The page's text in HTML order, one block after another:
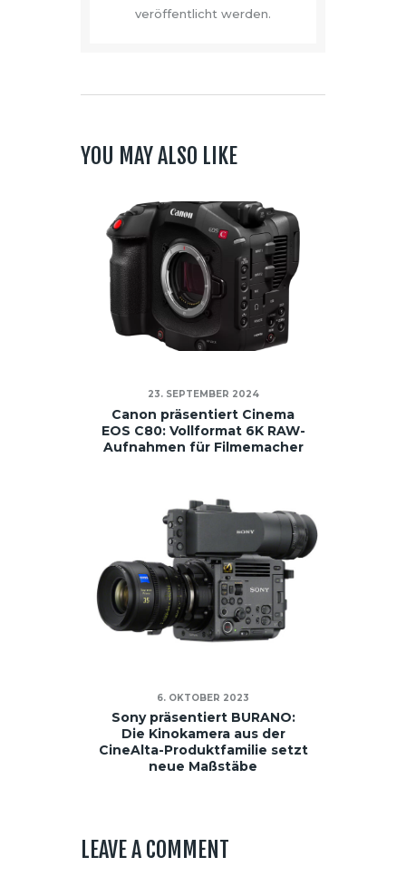
veröffentlicht werden.
YOU MAY ALSO LIKE
23. SEPTEMBER 2024
Canon präsentiert Cinema
EOS C80: Vollformat 6K RAW-
Aufnahmen für Filmemacher
6. OKTOBER 2023
Sony präsentiert BURANO:
Die Kinokamera aus der
CineAlta-Produktfamilie setzt
neue Maßstäbe
LEAVE A COMMENT